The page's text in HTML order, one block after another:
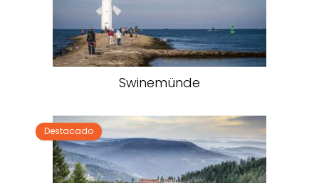
Swinemünde
Destacado